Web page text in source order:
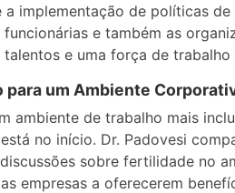
a implementação de políticas
e também as
e uma força de trabalho
para um Ambiente
ambiente de trabalho mais
no início. Dr. Padovesi
sobre fertilidade no
empresas a oferecerem